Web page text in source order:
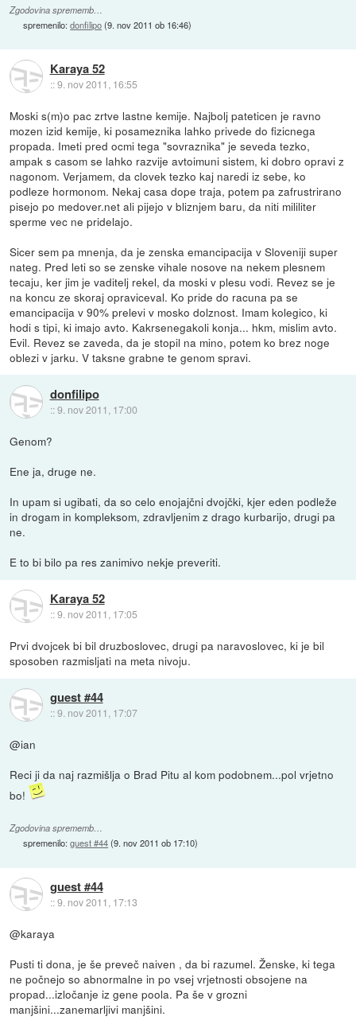
Zgodovina sprememb…
spremenilo:donfilipo(9. nov 2011 ob 16:46)
Karaya 52
::9. nov 2011, 16:55
Moski s(m)o pac zrtve lastne kemije. Najbolj pateticen je ravno
mozen izid kemije, ki posameznika lahko privede do fizicnega
propada. Imeti pred ocmi tega "sovraznika" je seveda tezko,
ampak s casom se lahko razvije avtoimuni sistem, ki dobro opravi z
nagonom. Verjamem, da clovek tezko kaj naredi iz sebe, ko
podleze hormonom. Nekaj casa dope traja, potem pa zafrustrirano
pisejo po medover.net ali pijejo v bliznjem baru, da niti mililiter
sperme vec ne pridelajo.
Sicer sem pa mnenja, da je zenska emancipacija v Sloveniji super
nateg. Pred leti so se zenske vihale nosove na nekem plesnem
tecaju, ker jim je vaditelj rekel, da moski v plesu vodi. Revez se je
na koncu ze skoraj opraviceval. Ko pride do racuna pa se
emancipacija v 90% prelevi v mosko dolznost. Imam kolegico, ki
hodi s tipi, ki imajo avto. Kakrsenegakoli konja... hkm, mislim avto.
Evil. Revez se zaveda, da je stopil na mino, potem ko brez noge
oblezi v jarku. V taksne grabne te genom spravi.
donfilipo
::9. nov 2011, 17:00
Genom?
Ene ja, druge ne.
In upam si ugibati, da so celo enojajčni dvojčki, kjer eden podleže
in drogam in kompleksom, zdravljenim z drago kurbarijo, drugi pa
ne.
E to bi bilo pa res zanimivo nekje preveriti.
Karaya 52
::9. nov 2011, 17:05
Prvi dvojcek bi bil druzboslovec, drugi pa naravoslovec, ki je bil
sposoben razmisljati na meta nivoju.
guest #44
::9. nov 2011, 17:07
@ian
Reci ji da naj razmišlja o Brad Pitu al kom podobnem...pol vrjetno
bo!
Zgodovina sprememb…
spremenilo:guest #44(9. nov 2011 ob 17:10)
guest #44
::9. nov 2011, 17:13
@karaya
Pusti ti dona, je še preveč naiven , da bi razumel. Ženske, ki tega
ne počnejo so abnormalne in po vsej vrjetnosti obsojene na
propad...izločanje iz gene poola. Pa še v grozni
manjšini...zanemarljivi manjšini.